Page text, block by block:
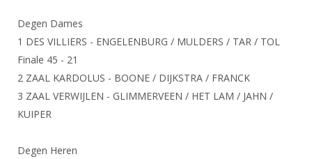
Website
Gebruiksvoorwaarden
Historie
Organisatie
Bestuur
Commissies
Ereleden
Wedstrijdsport
Inschrijven
Reglementen
Schermpaspoort
DBT
FBT
SBT
Talentontwikkeling
Atletencommissie
Jeugdkampen
Voor coaches en leraren
Nieuws
NK organiseren
Degen Dames
1 DES VILLIERS - ENGELENBURG / MULDERS / TAR / TOL
Finale 45 - 21
2 ZAAL KARDOLUS - BOONE / DIJKSTRA / FRANCK
3 ZAAL VERWIJLEN - GLIMMERVEEN / HET LAM / JAHN /
KUIPER
Degen Heren